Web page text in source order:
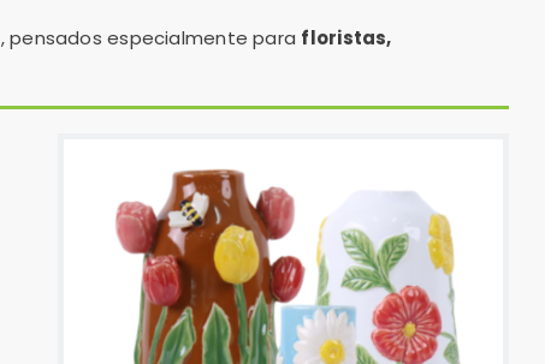
, pensados especialmente para floristas,